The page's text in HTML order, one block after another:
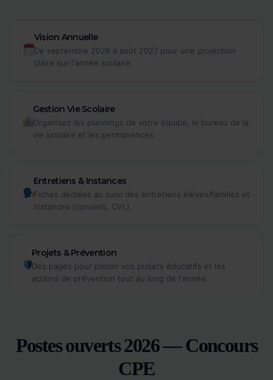
Vision Annuelle
De septembre 2026 à août 2027 pour une projection
claire sur l'année scolaire.
Gestion Vie Scolaire
Organisez les plannings de votre équipe, le bureau de la
vie scolaire et les permanences.
Entretiens & Instances
Fiches dédiées au suivi des entretiens élèves/familles et
instances (conseils, CVL).
Projets & Prévention
Des pages pour piloter vos projets éducatifs et les
actions de prévention tout au long de l'année.
Postes ouverts 2026 — Concours
CPE